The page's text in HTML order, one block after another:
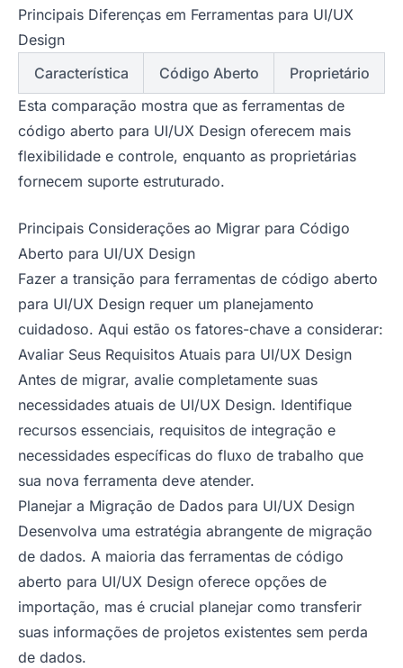
Principais Diferenças em Ferramentas para UI/UX
Design
Característica
Código Aberto
Proprietário
Esta comparação mostra que as ferramentas de
código aberto para UI/UX Design oferecem mais
flexibilidade e controle, enquanto as proprietárias
fornecem suporte estruturado.
Principais Considerações ao Migrar para Código
Aberto para UI/UX Design
Fazer a transição para ferramentas de código aberto
para UI/UX Design requer um planejamento
cuidadoso. Aqui estão os fatores-chave a considerar:
Avaliar Seus Requisitos Atuais para UI/UX Design
Antes de migrar, avalie completamente suas
necessidades atuais de UI/UX Design. Identifique
recursos essenciais, requisitos de integração e
necessidades específicas do fluxo de trabalho que
sua nova ferramenta deve atender.
Planejar a Migração de Dados para UI/UX Design
Desenvolva uma estratégia abrangente de migração
de dados. A maioria das ferramentas de código
aberto para UI/UX Design oferece opções de
importação, mas é crucial planejar como transferir
suas informações de projetos existentes sem perda
de dados.